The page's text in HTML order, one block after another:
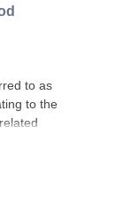
to as
to the